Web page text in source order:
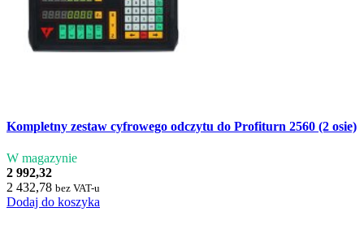
Kompletny zestaw cyfrowego odczytu do Profiturn 2560 (2 osie)
W magazynie
2 992,32
2 432,78 bez VAT-u
Dodaj do koszyka